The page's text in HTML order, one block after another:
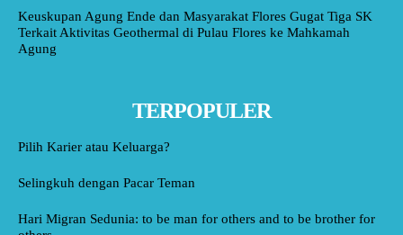
Keuskupan Agung Ende dan Masyarakat Flores Gugat Tiga SK
Terkait Aktivitas Geothermal di Pulau Flores ke Mahkamah
Agung
TERPOPULER
Pilih Karier atau Keluarga?
Selingkuh dengan Pacar Teman
Hari Migran Sedunia: to be man for others and to be brother for